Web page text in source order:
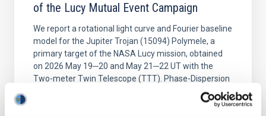
of the Lucy Mutual Event Campaign
We report a rotational light curve and Fourier baseline
model for the Jupiter Trojan (15094) Polymele, a
primary target of the NASA Lucy mission, obtained
on 2026 May 19─20 and May 21─22 UT with the
Two-meter Twin Telescope (TTT). Phase-Dispersion
Minimization over the combined two-night dataset
yields P rot = 5.762 ± 0.051 hr and a peak-to-peak